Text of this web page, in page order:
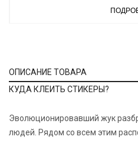
ОПИСАНИЕ ТОВАРА
КУДА КЛЕИТЬ СТИКЕРЫ?
Эволюционировавший жук
людей. Рядом со всем этим